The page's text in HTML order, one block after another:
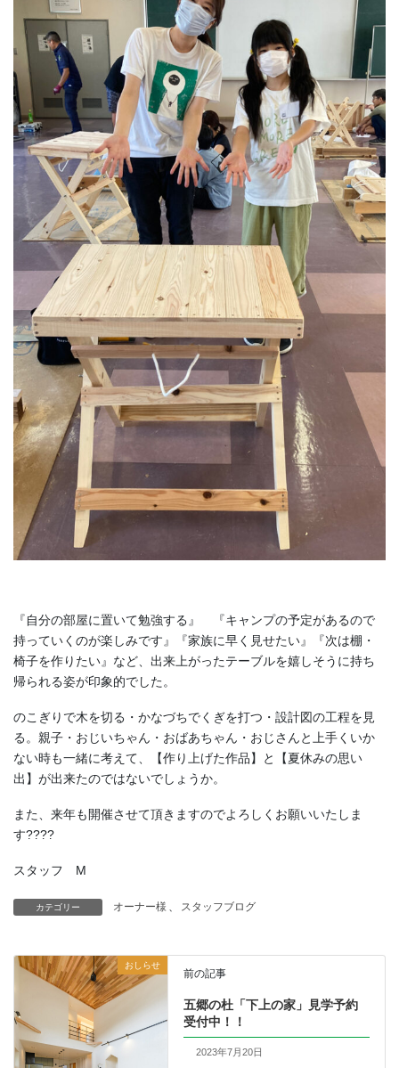
『自分の部屋に置いて勉強する』 『キャンプの予定があるので
持っていくのが楽しみです』『家族に早く見せたい』『次は棚・
椅子を作りたい』など、出来上がったテーブルを嬉しそうに持ち
帰られる姿が印象的でした。
のこぎりで木を切る・かなづちでくぎを打つ・設計図の工程を見
る。親子・おじいちゃん・おばあちゃん・おじさんと上手くいか
ない時も一緒に考えて、【作り上げた作品】と【夏休みの思い
出】が出来たのではないでしょうか。
また、来年も開催させて頂きますのでよろしくお願いいたしま
す????
スタッフ M
カテゴリー オーナー様 スタッフブログ
おしらせ
前の記事
五郷の杜「下上の家」見学予約
受付中！！
2023年7月20日